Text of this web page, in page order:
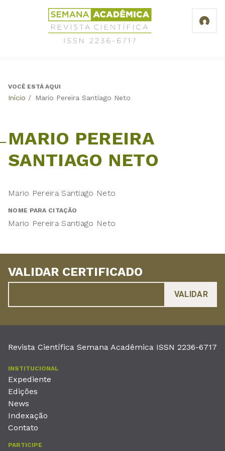
Revista
Científica
Semana
6717
Back
VOCÊ ESTÁ AQUI
Início / Mario Pereira Santiago Neto
MARIO PEREIRA
SANTIAGO NETO
Mario Pereira Santiago Neto
NOME PARA CITAÇÃO
Mario Pereira Santiago Neto
VALIDAR CERTIFICADO
Revista Científica Semana Acadêmica ISSN 2236-6717
INSTITUCIONAL
Expediente
Edições
News
Indexação
Contato
PARTICIPE